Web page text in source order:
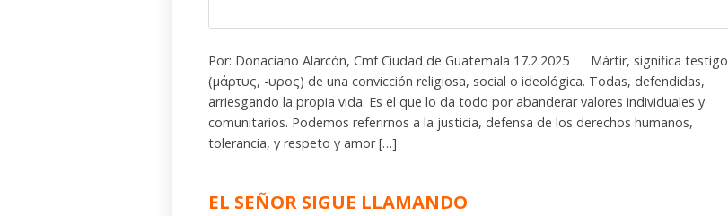
Por: Donaciano Alarcón, Cmf Ciudad de Guatemala 17.2.2025 Mártir, significa testigo
(μάρτυς, -υρος) de una convicción religiosa, social o ideológica. Todas, defendidas,
arriesgando la propia vida. Es el que lo da todo por abanderar valores individuales y
comunitarios. Podemos referirnos a la justicia, defensa de los derechos humanos,
tolerancia, y respeto y amor […]
EL SEÑOR SIGUE LLAMANDO